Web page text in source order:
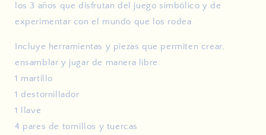
los 3 años que disfrutan del juego simbólico y de
experimentar con el mundo que los rodea.
Incluye herramientas y piezas que permiten crear,
ensamblar y jugar de manera libre:
1 martillo
1 destornillador
1 llave
4 pares de tornillos y tuercas